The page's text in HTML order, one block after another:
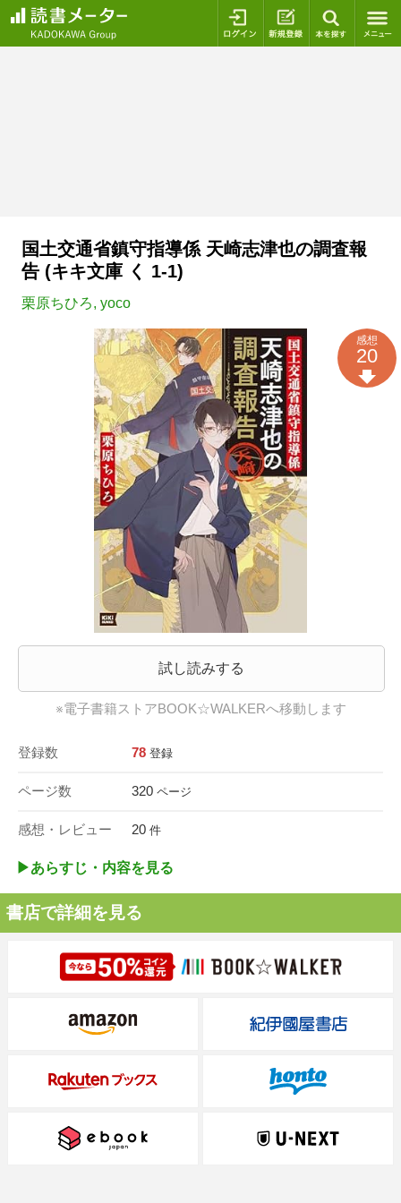
ログイン 新規登録
国土交通省鎮守指導係 天崎志津也の調査報
告 (キキ文庫 く 1-1)
栗原ちひろ, yoco
試し読みする
※電子書籍ストアBOOK☆WALKERへ移動します
登録数 78 登録
ページ数 320 ページ
感想・レビュー 20 件
感想
20
▶︎あらすじ・内容を見る
書店で詳細を見る